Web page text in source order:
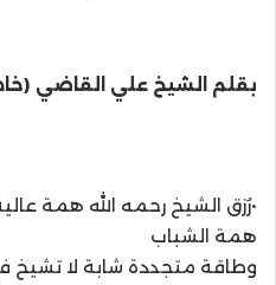
بقلم الشيخ علي القاضي
•رُزق الشيخ رحمه الله همة
همة الشباب
وطاقة متجددة شابة لا تشيخ